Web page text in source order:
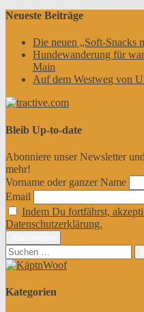
Neueste Beiträge
Die neuen „Soft-Snacks
Hundewanderung für
Main
Auf dem Westweg von
Bleib Up-to-date
Abonniere unser Newsletter
mehr!
Vorname oder ganzer Name
Email
Indem Du fortfährst,
Datenschutzerklärung.
Suchen
nach:
Kategorien